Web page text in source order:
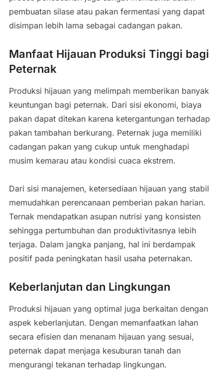
pembuatan silase atau pakan fermentasi yang dapat
disimpan lebih lama sebagai cadangan pakan.
Manfaat Hijauan Produksi Tinggi bagi
Peternak
Produksi hijauan yang melimpah memberikan banyak
keuntungan bagi peternak. Dari sisi ekonomi, biaya
pakan dapat ditekan karena ketergantungan terhadap
pakan tambahan berkurang. Peternak juga memiliki
cadangan pakan yang cukup untuk menghadapi
musim kemarau atau kondisi cuaca ekstrem.
Dari sisi manajemen, ketersediaan hijauan yang stabil
memudahkan perencanaan pemberian pakan harian.
Ternak mendapatkan asupan nutrisi yang konsisten
sehingga pertumbuhan dan produktivitasnya lebih
terjaga. Dalam jangka panjang, hal ini berdampak
positif pada peningkatan hasil usaha peternakan.
Keberlanjutan dan Lingkungan
Produksi hijauan yang optimal juga berkaitan dengan
aspek keberlanjutan. Dengan memanfaatkan lahan
secara efisien dan menanam hijauan yang sesuai,
peternak dapat menjaga kesuburan tanah dan
mengurangi tekanan terhadap lingkungan.